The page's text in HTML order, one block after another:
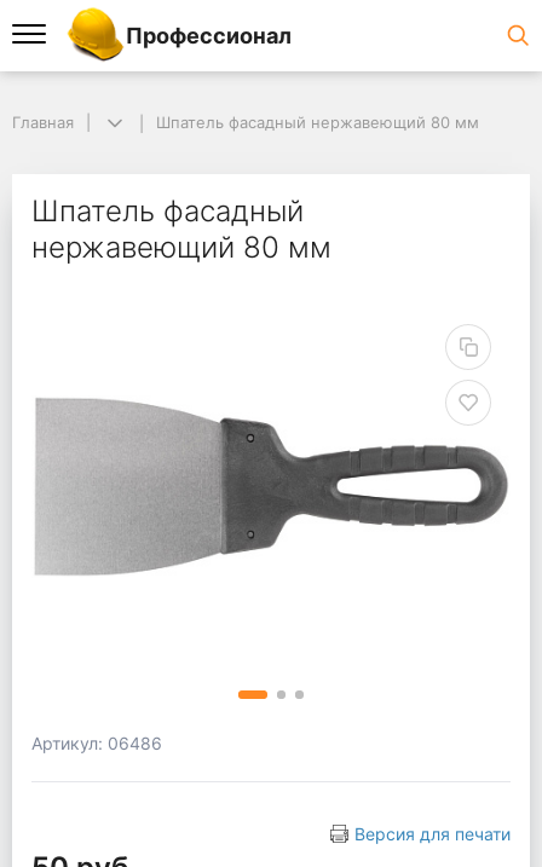
Профессионал
Главная Шпатель фасадный нержавеющий 80 мм
Шпатель фасадный
нержавеющий 80 мм
Артикул: 06486
Версия для печати